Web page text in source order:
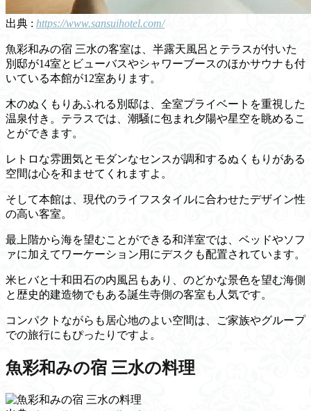
出典 : https://www.sansuihotel.com/
魚彩和みの宿 三水の客室は、半露天風呂とテラスが付いた
別邸が14室とビューバスやシャワーブースのほかサウナも付
いている本館が12室あります。
木のぬくもりあふれる別邸は、全室プライベートを重視した
温泉付き。テラスでは、潮騒に包まれ夕陽や星空を眺めるこ
とができます。
レトロな雰囲気とモダンなセンスが調和するぬくもりがある
空間は心を和ませてくれますよ。
そして本館は、現代のライフスタイルに合わせたデザイン性
の高い客室。
最上階から海を望むことができる和洋室では、ベッドやソフ
ァに加えてワーケーション用にデスクも配置されています。
米ヒバと十和田石の内風呂もあり、のどかな景色を望む海側
と歴史的建造物でもある誕生寺側の客室も人気です。
コンパクトながらも居心地のよい空間は、ご家族やグループ
での旅行にもぴったりですよ。
魚彩和みの宿 三水の料理